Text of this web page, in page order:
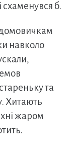
схаменувся б.
домовичкам
навколо
та
Хитають
жаром